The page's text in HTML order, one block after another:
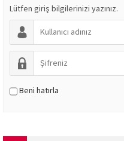
Lütfen giriş bilgilerinizi yazınız.
Beni hatırla